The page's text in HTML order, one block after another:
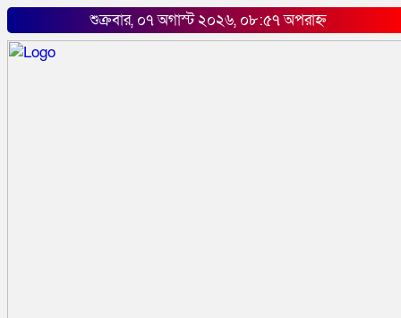
শুক্রবার, ০৭ অগাস্ট ২০২৬, ০৮:৫৭ অপরাহ্ন